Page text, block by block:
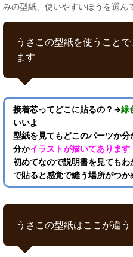
みの型紙、使いやすいほうを選ん
うさこの型紙を使うこと
ます
接着芯ってどこに貼るの？→緑
いいよ
型紙を見てもどこのパーツか
分かイラストが描いてあります
初めてなので説明書を見ても
で貼ると感覚で縫う場所がつか
うさこの型紙はここが違う